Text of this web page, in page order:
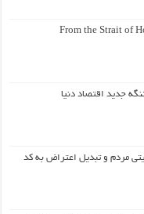
From the Strait of
جدید اقتصاد دنیا
مردم و تبدیل اعتراض به کد